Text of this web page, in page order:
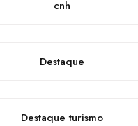
cnh
Destaque
Destaque turismo